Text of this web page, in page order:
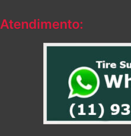
Atendimento: